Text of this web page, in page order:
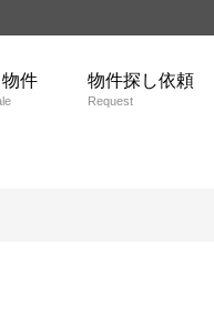
件 物件探し依頼
Request